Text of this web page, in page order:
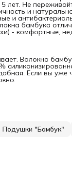
Не
и
и
бамбука
- комфортные,
Волокна
Если вы уже
Подушки "Бамбук"